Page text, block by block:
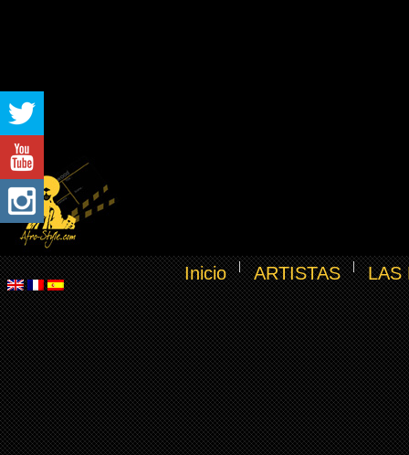
Inicio ARTISTAS LAS